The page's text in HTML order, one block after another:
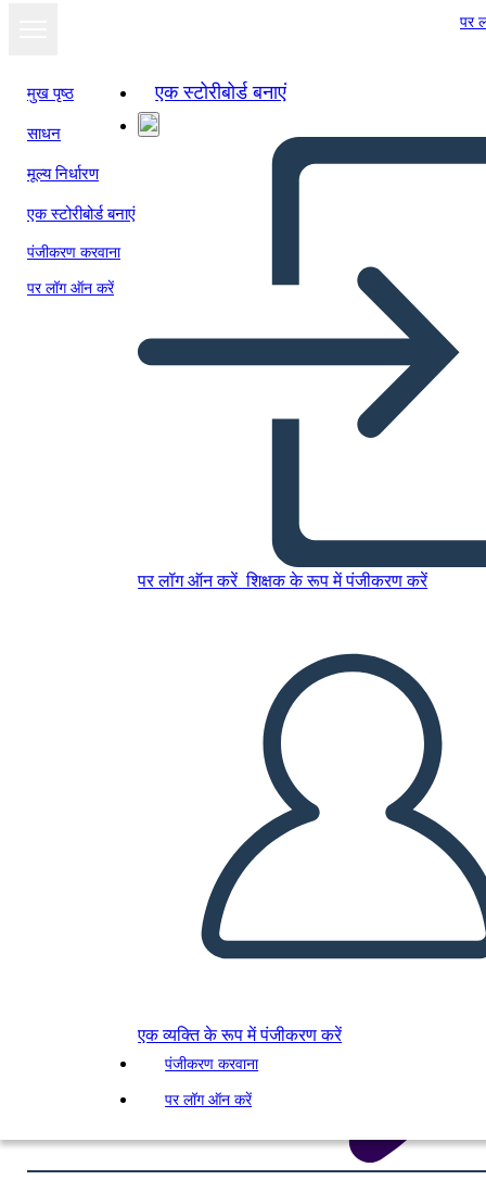
पर
मुख पृष्ठ
साधन
मूल्य निर्धारण
एक स्टोरीबोर्ड बनाएं
पंजीकरण करवाना
पर लॉग ऑन करें
एक स्टोरीबोर्ड बनाएं
पर लॉग ऑन करें शिक्षक के रूप में पंजीकरण करें
एक व्यक्ति के रूप में पंजीकरण करें
पंजीकरण करवाना
पर लॉग ऑन करें
स्लाइड शो चलाएं
मुझे पढ़कर सुनाओ